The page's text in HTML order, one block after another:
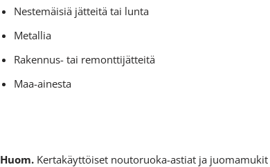
Nestemäisiä jätteitä tai lunta
Metallia
Rakennus- tai remonttijätteitä
Maa-ainesta
Huom. Kertakäyttöiset noutoruoka-astiat ja